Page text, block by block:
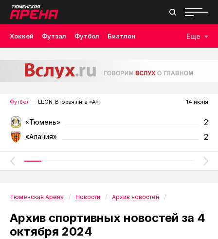
Хоккей Футзал Футбол Биатлон Еще
Футбол — LEON-Вторая лига «А» 14 июня
«Тюмень» 2
«Алания» 2
Тюменская Арена Новости Архив новостей
Архив спортивных новостей за 4
октября 2024